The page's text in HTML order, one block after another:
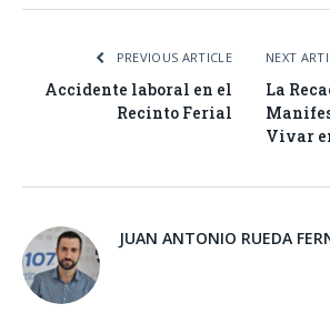
PREVIOUS ARTICLE
Accidente laboral en el
Recinto Ferial
NEXT
La
Vivar
JUAN ANTONIO RUEDA